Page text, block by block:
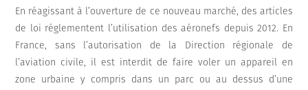
En réagissant à l’ouverture de ce nouveau marché, des articles
de loi réglementent l’utilisation des aéronefs depuis 2012. En
France, sans l’autorisation de la Direction régionale de
l’aviation civile, il est interdit de faire voler un appareil en
zone urbaine y compris dans un parc ou au dessus d’une